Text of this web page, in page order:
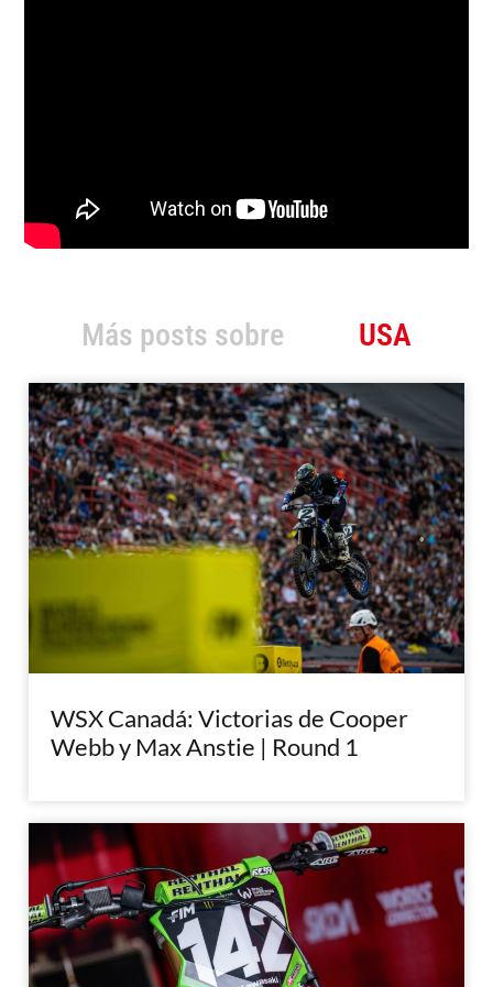
Más posts sobre USA
WSX Canadá: Victorias de Cooper
Webb y Max Anstie | Round 1